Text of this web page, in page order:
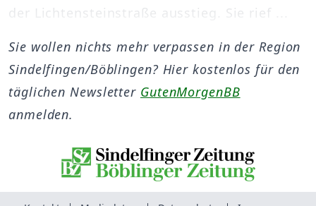
der Lichtensteinstraße ausstieg. Sie rief ...
Sie wollen nichts mehr verpassen in der Region
Sindelfingen/Böblingen? Hier kostenlos für den
täglichen Newsletter GutenMorgenBB
anmelden.